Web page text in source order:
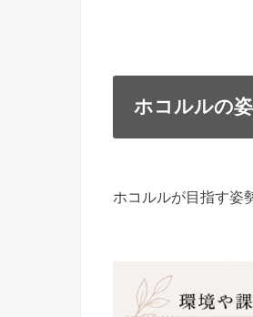
ホコルルの
ホコルルが目指す姿